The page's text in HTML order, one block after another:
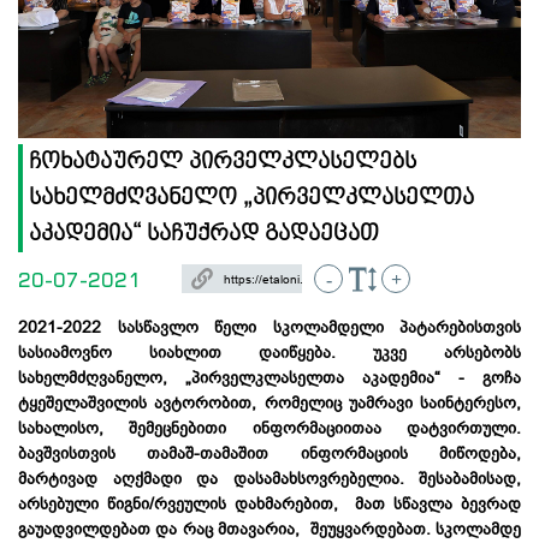
ჩოხატაურელ პირველკლასელებს
სახელმძღვანელო „პირველკლასელთა
აკადემია“ საჩუქრად გადაეცათ
20-07-2021 - +
2021-2022 სასწავლო წელი სკოლამდელი პატარებისთვის
სასიამოვნო სიახლით დაიწყება. უკვე არსებობს
სახელმძღვანელო, „პირველკლასელთა აკადემია“ - გოჩა
ტყეშელაშვილის ავტორობით, რომელიც უამრავი საინტერესო,
სახალისო, შემეცნებითი ინფორმაციითაადატვირთული.
ბავშვისთვის თამაშ-თამაშით ინფორმაციის მიწოდება,
მარტივად აღქმადი და დასამახსოვრებელია. შესაბამისად,
არსებული წიგნი/რვეულის დახმარებით, მათ სწავლა ბევრად
გაუადვილდებათ და რაც მთავარია, შეუყვარდებათ. სკოლამდე